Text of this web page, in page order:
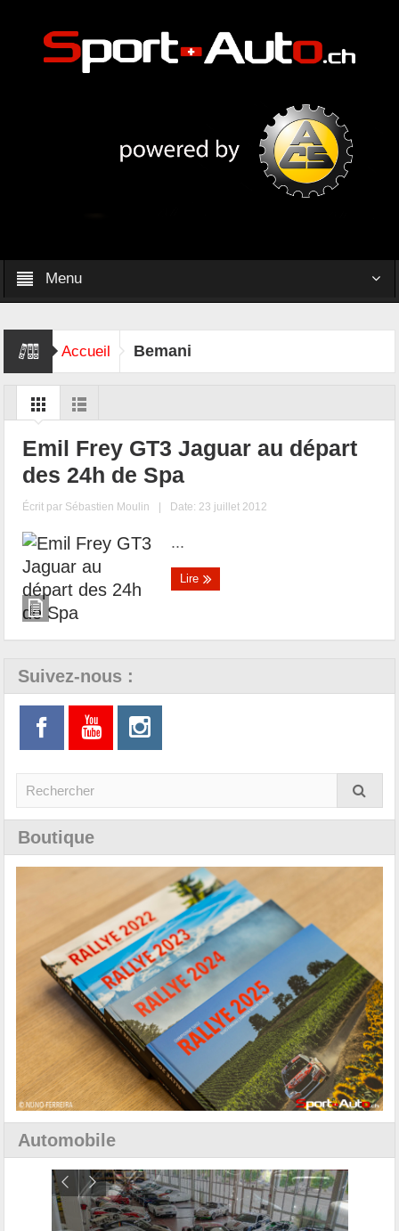
Menu
Accueil Bemani
Emil Frey GT3 Jaguar au départ
des 24h de Spa
Écrit par Sébastien Moulin | Date: 23 juillet 2012
...
Lire
Suivez-nous :
Boutique
Automobile